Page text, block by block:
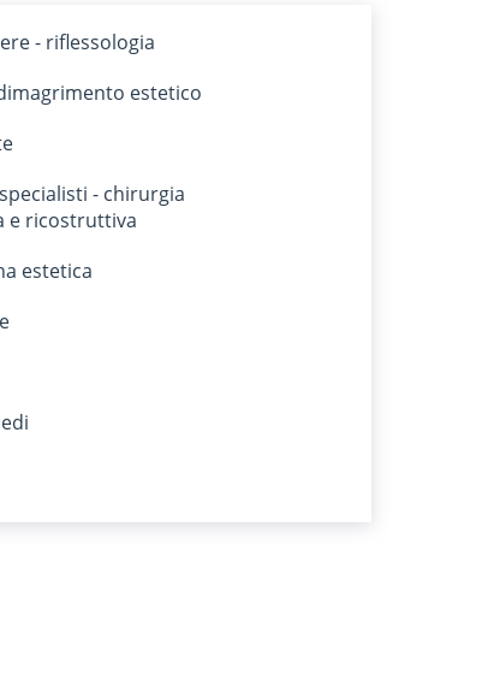
- riflessologia
estetico
- chirurgia
e ricostruttiva
estetica